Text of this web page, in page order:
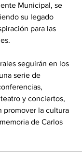
Municipal, se
su legado
para las
seguirán en los
serie de
y conciertos,
promover la cultura
de Carlos